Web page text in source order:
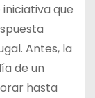
que
Antes, la
de un
hasta